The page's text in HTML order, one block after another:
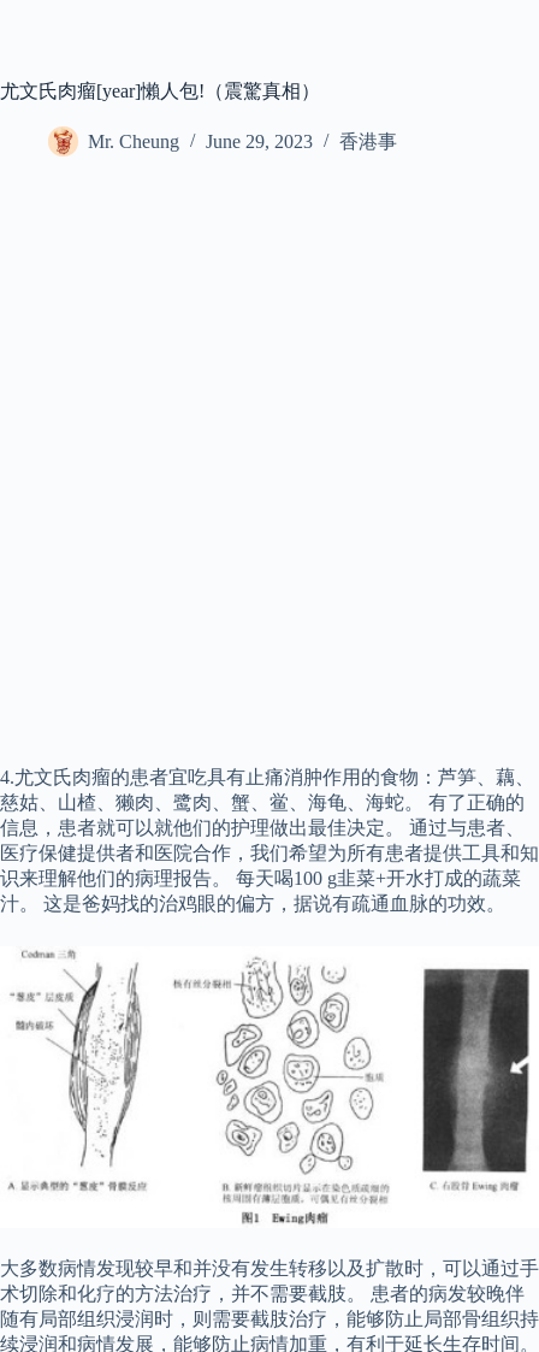
尤文氏肉瘤[year]懶人包!（震驚真相）
Mr. Cheung June 29, 2023 香港事
4.尤文氏肉瘤的患者宜吃具有止痛消肿作用的食物：芦笋、藕、
慈姑、山楂、獭肉、鹭肉、蟹、鲎、海龟、海蛇。 有了正确的
信息，患者就可以就他们的护理做出最佳决定。 通过与患者、
医疗保健提供者和医院合作，我们希望为所有患者提供工具和知
识来理解他们的病理报告。 每天喝100 g韭菜+开水打成的蔬菜
汁。 这是爸妈找的治鸡眼的偏方，据说有疏通血脉的功效。
大多数病情发现较早和并没有发生转移以及扩散时，可以通过手
术切除和化疗的方法治疗，并不需要截肢。 患者的病发较晚伴
随有局部组织浸润时，则需要截肢治疗，能够防止局部骨组织持
续浸润和病情发展，能够防止病情加重，有利于延长生存时间。